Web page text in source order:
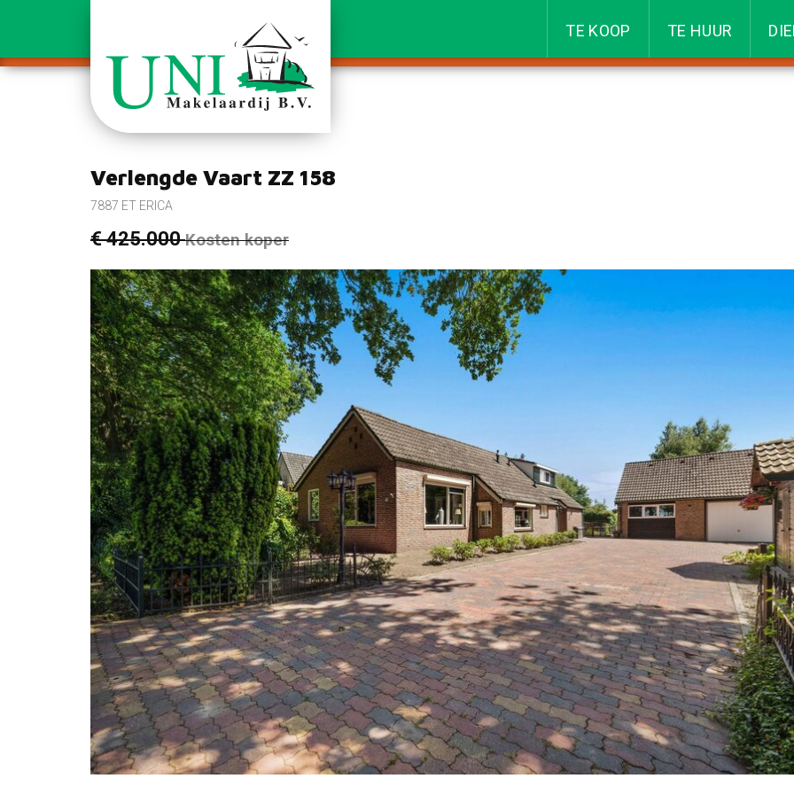
TE KOOP TE HUUR
Verlengde Vaart ZZ 158
7887 ET ERICA
€ 425.000Kosten koper